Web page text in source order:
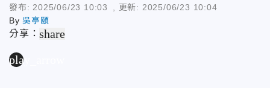
發布: 2025/06/23 10:03 , 更新: 2025/06/23 10:04
By吳亭頤
分享：share
play_arrow